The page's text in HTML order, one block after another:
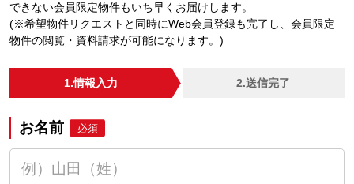
できない会員限定物件もいち早くお届けします。
(※希望物件リクエストと同時にWeb会員登録も完了し、会員限定
物件の閲覧・資料請求が可能になります。)
1.情報入力 2.送信完了
お名前 必須